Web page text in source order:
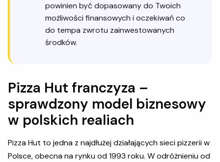
powinien być dopasowany do Twoich
możliwości finansowych i oczekiwań co
do tempa zwrotu zainwestowanych
środków.
Pizza Hut franczyza –
sprawdzony model biznesowy
w polskich realiach
Pizza Hut to jedna z najdłużej działających sieci pizzerii w
Polsce, obecna na rynku od 1993 roku. W odróżnieniu od